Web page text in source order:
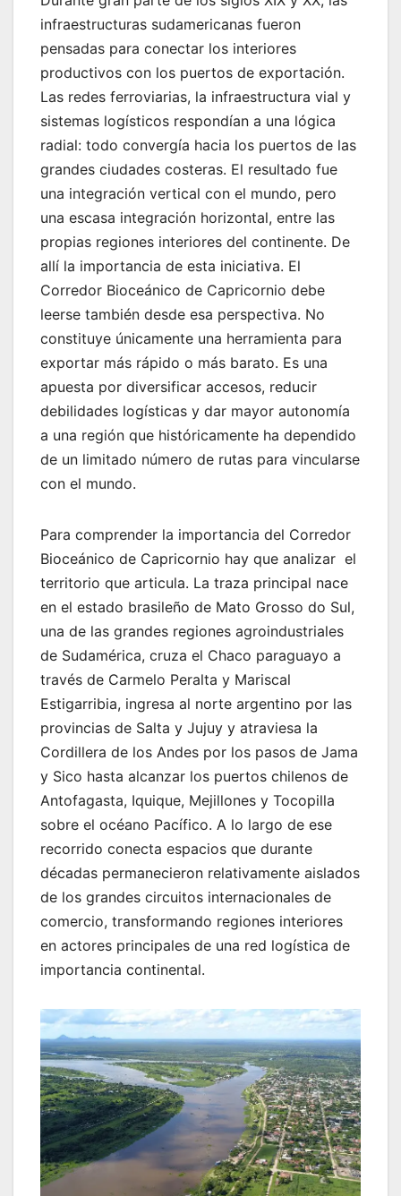
infraestructuras sudamericanas fueron
pensadas para conectar los interiores
productivos con los puertos de exportación.
Las redes ferroviarias, la infraestructura vial y
sistemas logísticos respondían a una lógica
radial: todo convergía hacia los puertos de las
grandes ciudades costeras. El resultado fue
una integración vertical con el mundo, pero
una escasa integración horizontal, entre las
propias regiones interiores del continente. De
allí la importancia de esta iniciativa. El
Corredor Bioceánico de Capricornio debe
leerse también desde esa perspectiva. No
constituye únicamente una herramienta para
exportar más rápido o más barato. Es una
apuesta por diversificar accesos, reducir
debilidades logísticas y dar mayor autonomía
a una región que históricamente ha dependido
de un limitado número de rutas para vincularse
con el mundo.
Para comprender la importancia del Corredor
Bioceánico de Capricornio hay que analizar el
territorio que articula. La traza principal nace
en el estado brasileño de Mato Grosso do Sul,
una de las grandes regiones agroindustriales
de Sudamérica, cruza el Chaco paraguayo a
través de Carmelo Peralta y Mariscal
Estigarribia, ingresa al norte argentino por las
provincias de Salta y Jujuy y atraviesa la
Cordillera de los Andes por los pasos de Jama
y Sico hasta alcanzar los puertos chilenos de
Antofagasta, Iquique, Mejillones y Tocopilla
sobre el océano Pacífico. A lo largo de ese
recorrido conecta espacios que durante
décadas permanecieron relativamente aislados
de los grandes circuitos internacionales de
comercio, transformando regiones interiores
en actores principales de una red logística de
importancia continental.